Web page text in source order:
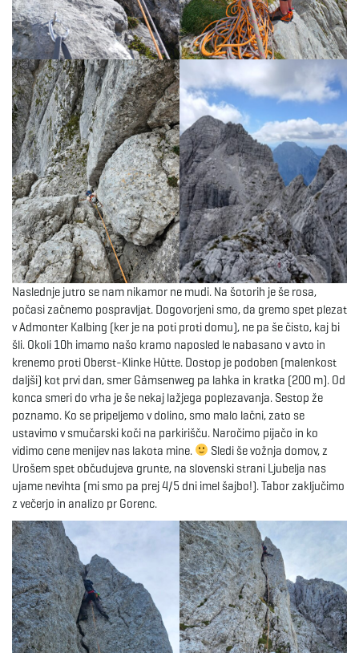
Naslednje jutro se nam nikamor ne mudi. Na šotorih je še rosa,
počasi začnemo pospravljat. Dogovorjeni smo, da gremo spet plezat
v Admonter Kalbing (ker je na poti proti domu), ne pa še čisto, kaj bi
šli. Okoli 10h imamo našo kramo naposled le nabasano v avto in
krenemo proti Oberst-Klinke Hütte. Dostop je podoben (malenkost
daljši) kot prvi dan, smer Gämsenweg pa lahka in kratka (200 m). Od
konca smeri do vrha je še nekaj lažjega poplezavanja. Sestop že
poznamo. Ko se pripeljemo v dolino, smo malo lačni, zato se
ustavimo v smučarski koči na parkirišču. Naročimo pijačo in ko
vidimo cene menijev nas lakota mine.
Sledi še vožnja domov, z
Urošem spet občudujeva grunte, na slovenski strani Ljubelja nas
ujame nevihta (mi smo pa prej 4/5 dni imel šajbo!). Tabor zaključimo
z večerjo in analizo pr Gorenc.